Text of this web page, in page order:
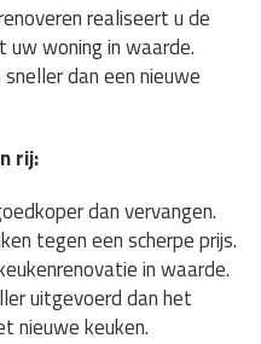
realiseert u de
uw woning in waarde.
dan een nieuwe
rij:
dan vervangen.
tegen een scherpe prijs.
in waarde.
uitgevoerd dan het
nieuwe keuken.